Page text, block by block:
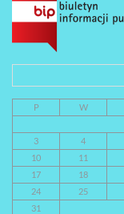
P W
3
4
10
11
17
18
24
25
31